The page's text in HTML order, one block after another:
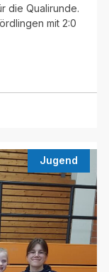
die Qualirunde.
mit 2:0
Jugend